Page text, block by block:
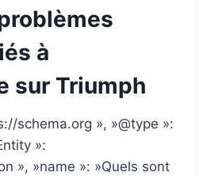
à
sur Triumph
schema.org », »@type »:
»:
», »name »: »Quels sont